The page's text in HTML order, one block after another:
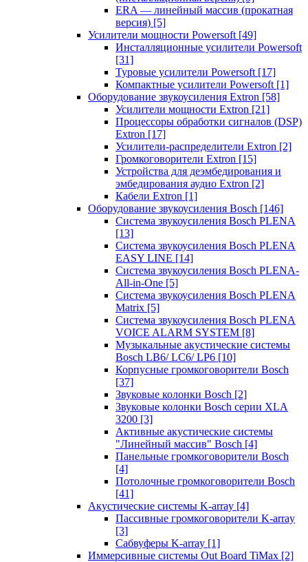
ERA — линейный массив (прокатная
версия) [5]
Усилители мощности Powersoft [49]
Инсталляционные усилители Powersoft
[31]
Туровые усилители Powersoft [17]
Компактные усилители Powersoft [1]
Оборудование звукоусиления Extron [58]
Усилители мощности Extron [21]
Процессоры обработки сигналов (DSP)
Extron [17]
Усилители-распределители Extron [2]
Громкоговорители Extron [15]
Устройства для деэмбедирования и
эмбедирования аудио Extron [2]
Кабели Extron [1]
Оборудование звукоусиления Bosch [146]
Система звукоусиления Bosch PLENA
[13]
Система звукоусиления Bosch PLENA
EASY LINE [14]
Система звукоусиления Bosch PLENA-
All-in-One [5]
Система звукоусиления Bosch PLENA
Matrix [5]
Система звукоусиления Bosch PLENA
VOICE ALARM SYSTEM [8]
Музыкальные акустические системы
Bosch LB6/ LC6/ LP6 [10]
Корпусные громкоговорители Bosch
[37]
Звуковые колонки Bosch [2]
Звуковые колонки Bosch серии XLA
3200 [3]
Активные акустические системы
"Линейный массив" Bosch [4]
Панельные громкоговорители Bosch
[4]
Потолочные громкоговорители Bosch
[41]
Акустические системы K-array [4]
Пассивные громкоговорители K-array
[3]
Сабвуферы K-array [1]
Иммерсивные системы Out Board TiMax [2]